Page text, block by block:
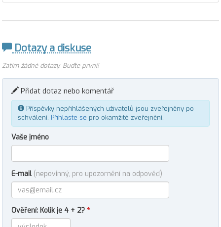
Dotazy a diskuse
Zatím žádné dotazy. Buďte první!
Přidat dotaz nebo komentář
Příspěvky nepřihlášených uživatelů jsou zveřejněny po
schválení. Přihlaste se pro okamžité zveřejnění.
Vaše jméno
E-mail (nepovinný, pro upozornění na odpověď)
Ověření: Kolik je 4 + 2? *